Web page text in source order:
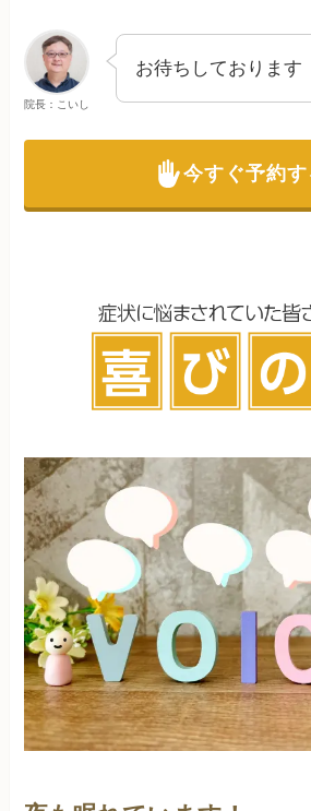
院長：こいし
お待ちしております
今すぐ予約す